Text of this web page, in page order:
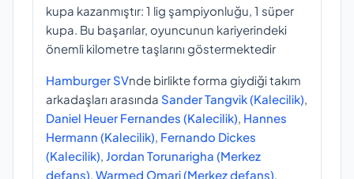
kupa kazanmıştır: 1 lig şampiyonluğu, 1 süper
kupa. Bu başarılar, oyuncunun kariyerindeki
önemli kilometre taşlarını göstermektedir
Hamburger SVnde birlikte forma giydiği takım
arkadaşları arasında Sander Tangvik (Kalecilik)
Daniel Heuer Fernandes (Kalecilik) Hannes
Hermann (Kalecilik) Fernando Dickes
(Kalecilik) Jordan Torunarigha (Merkez
defans) Warmed Omari (Merkez defans)